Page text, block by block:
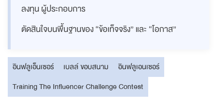
ลงทุน ผู้ประกอบการ
ตัดสินใจบนพื้นฐานของ “ข้อเท็จจริง” และ “โอกาส”
อินฟลูเอ็นเซอร์ เบลล์ ขอบสนาม
อินฟลูเอนเซอร์
Training The Influencer Challenge Contest